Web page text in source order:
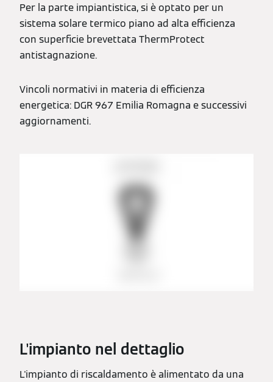
Per la parte impiantistica, si è optato per un
sistema solare termico piano ad alta efficienza
con superficie brevettata ThermProtect
antistagnazione.
Vincoli normativi in materia di efficienza
energetica: DGR 967 Emilia Romagna e successivi
aggiornamenti.
L'impianto nel dettaglio
L'impianto di riscaldamento è alimentato da una